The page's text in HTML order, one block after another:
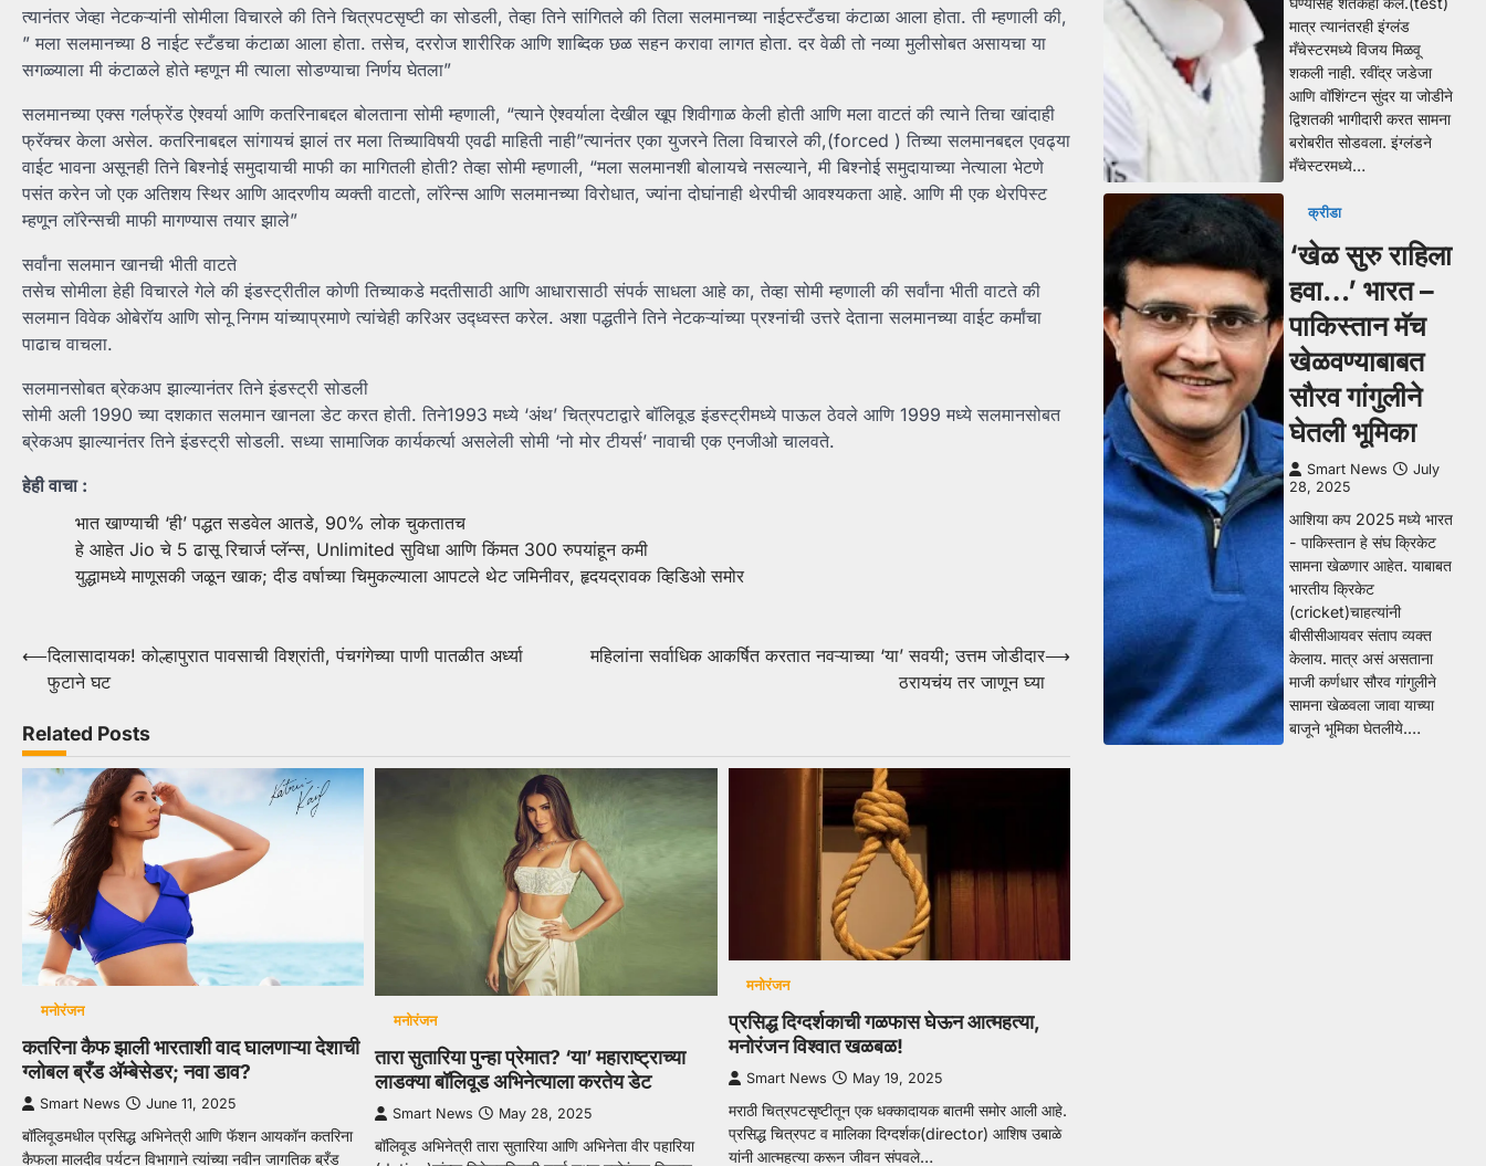
त्यानंतर जेव्हा नेटकऱ्यांनी सोमीला विचारले की तिने चित्रपटसृष्टी का सोडली, तेव्हा तिने सांगितले की तिला सलमानच्या नाईटस्टँडचा कंटाळा आला होता. ती म्हणाली की,
” मला सलमानच्या 8 नाईट स्टँडचा कंटाळा आला होता. तसेच, दररोज शारीरिक आणि शाब्दिक छळ सहन करावा लागत होता. दर वेळी तो नव्या मुलीसोबत असायचा या
सगळ्याला मी कंटाळले होते म्हणून मी त्याला सोडण्याचा निर्णय घेतला”
सलमानच्या एक्स गर्लफ्रेंड ऐश्वर्या आणि कतरिनाबद्दल बोलताना सोमी म्हणाली, “त्याने ऐश्वर्याला देखील खूप शिवीगाळ केली होती आणि मला वाटतं की त्याने तिचा खांदाही
फ्रॅक्चर केला असेल. कतरिनाबद्दल सांगायचं झालं तर मला तिच्याविषयी एवढी माहिती नाही”त्यानंतर एका युजरने तिला विचारले की,(forced ) तिच्या सलमानबद्दल एवढ्या
वाईट भावना असूनही तिने बिश्नोई समुदायाची माफी का मागितली होती? तेव्हा सोमी म्हणाली, “मला सलमानशी बोलायचे नसल्याने, मी बिश्नोई समुदायाच्या नेत्याला भेटणे
पसंत करेन जो एक अतिशय स्थिर आणि आदरणीय व्यक्ती वाटतो, लॉरेन्स आणि सलमानच्या विरोधात, ज्यांना दोघांनाही थेरपीची आवश्यकता आहे. आणि मी एक थेरपिस्ट
म्हणून लॉरेन्सची माफी मागण्यास तयार झाले”
सर्वांना सलमान खानची भीती वाटते
तसेच सोमीला हेही विचारले गेले की इंडस्ट्रीतील कोणी तिच्याकडे मदतीसाठी आणि आधारासाठी संपर्क साधला आहे का, तेव्हा सोमी म्हणाली की सर्वांना भीती वाटते की
सलमान विवेक ओबेरॉय आणि सोनू निगम यांच्याप्रमाणे त्यांचेही करिअर उद्ध्वस्त करेल. अशा पद्धतीने तिने नेटकऱ्यांच्या प्रश्नांची उत्तरे देताना सलमानच्या वाईट कर्मांचा
पाढाच वाचला.
सलमानसोबत ब्रेकअप झाल्यानंतर तिने इंडस्ट्री सोडली
सोमी अली 1990 च्या दशकात सलमान खानला डेट करत होती. तिने1993 मध्ये ‘अंथ’ चित्रपटाद्वारे बॉलिवूड इंडस्ट्रीमध्ये पाऊल ठेवले आणि 1999 मध्ये सलमानसोबत
ब्रेकअप झाल्यानंतर तिने इंडस्ट्री सोडली. सध्या सामाजिक कार्यकर्त्या असलेली सोमी ‘नो मोर टीयर्स’ नावाची एक एनजीओ चालवते.
हेही वाचा :
भात खाण्याची ‘ही’ पद्धत सडवेल आतडे, 90% लोक चुकतातच
हे आहेत Jio चे 5 ढासू रिचार्ज प्लॅन्स, Unlimited सुविधा आणि किंमत 300 रुपयांहून कमी
युद्धामध्ये माणूसकी जळून खाक; दीड वर्षाच्या चिमुकल्याला आपटले थेट जमिनीवर, हृदयद्रावक व्हिडिओ समोर
Post
navigation
⟵दिलासादायक! कोल्हापुरात पावसाची विश्रांती, पंचगंगेच्या पाणी पातळीत अर्ध्या
फुटाने घट
महिलांना सर्वाधिक आकर्षित करतात नवऱ्याच्या ‘या’ सवयी; उत्तम जोडीदार
ठरायचंय तर जाणून घ्या
⟶
Related Posts
मनोरंजन
कतरिना कैफ झाली भारताशी वाद घालणाऱ्या देशाची
ग्लोबल ब्रँड अ‍ॅम्बेसेडर; नवा डाव?
Smart News June 11, 2025
बॉलिवूडमधील प्रसिद्ध अभिनेत्री आणि फॅशन आयकॉन कतरिना
कैफला मालदीव पर्यटन विभागाने त्यांच्या नवीन जागतिक ब्रँड
मनोरंजन
तारा सुतारिया पुन्हा प्रेमात? ‘या’ महाराष्ट्राच्या
लाडक्या बॉलिवूड अभिनेत्याला करतेय डेट
Smart News May 28, 2025
बॉलिवूड अभिनेत्री तारा सुतारिया आणि अभिनेता वीर पहारिया
मनोरंजन
प्रसिद्ध दिग्दर्शकाची गळफास घेऊन आत्महत्या,
मनोरंजन विश्वात खळबळ!
Smart News May 19, 2025
मराठी चित्रपटसृष्टीतून एक धक्कादायक बातमी समोर आली आहे.
प्रसिद्ध चित्रपट व मालिका दिग्दर्शक(director) आशिष उबाळे
यांनी आत्महत्या करून जीवन संपवले…
मात्र त्यानंतरही इंग्लंड
मँचेस्टरमध्ये विजय मिळवू
शकली नाही. रवींद्र जडेजा
आणि वॉशिंग्टन सुंदर या जोडीने
द्विशतकी भागीदारी करत सामना
बरोबरीत सोडवला. इंग्लंडने
मँचेस्टरमध्ये…
क्रीडा
‘खेळ सुरु राहिला
हवा…’ भारत –
पाकिस्तान मॅच
खेळवण्याबाबत
सौरव गांगुलीने
घेतली भूमिका
Smart News
July
28, 2025
आशिया कप 2025 मध्ये भारत
- पाकिस्तान हे संघ क्रिकेट
सामना खेळणार आहेत. याबाबत
भारतीय क्रिकेट
(cricket)चाहत्यांनी
बीसीसीआयवर संताप व्यक्त
केलाय. मात्र असं असताना
माजी कर्णधार सौरव गांगुलीने
सामना खेळवला जावा याच्या
बाजूने भूमिका घेतलीये.…